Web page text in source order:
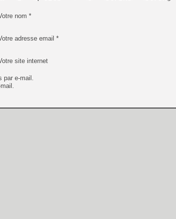
nom *
adresse email *
site internet
par e-mail.